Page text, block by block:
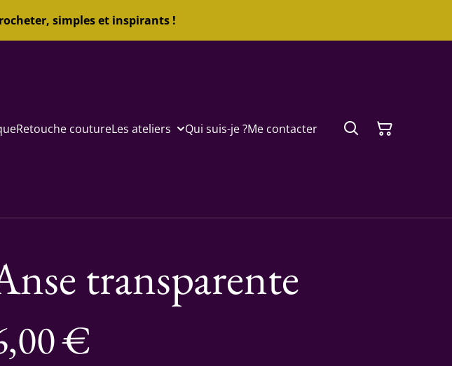
simples et inspirants !
Retouche coutureLes ateliers Qui suis-je ?Me contacter
transparente
€